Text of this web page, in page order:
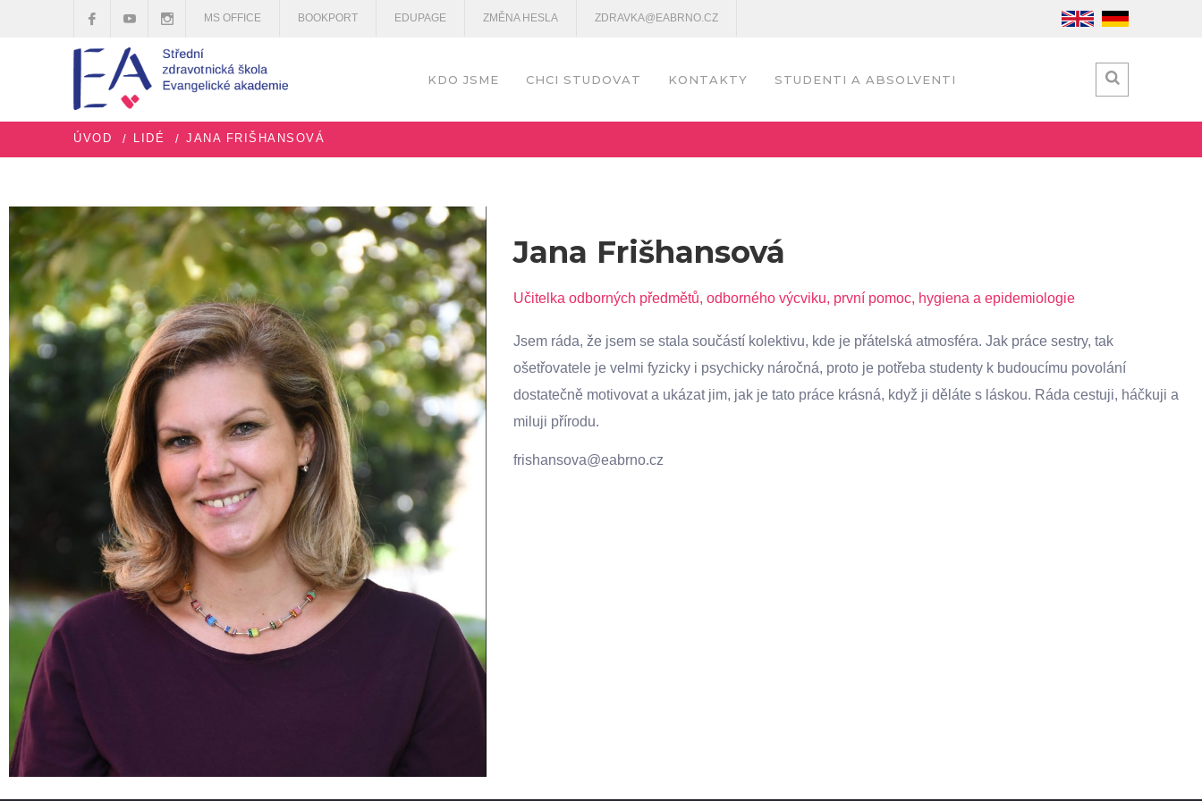
MS OFFICE BOOKPORT EDUPAGE ZMĚNA HESLA ZDRAVKA@EABRNO.CZ
KDO JSME CHCI STUDOVAT KONTAKTY STUDENTI A ABSOLVENTI
ÚVOD LIDÉ JANA FRIŠHANSOVÁ
Jana Frišhansová
Učitelka odborných předmětů, odborného výcviku, první pomoc, hygiena a epidemiologie
Jsem ráda, že jsem se stala součástí kolektivu, kde je přátelská atmosféra. Jak práce sestry, tak
ošetřovatele je velmi fyzicky i psychicky náročná, proto je potřeba studenty k budoucímu povolání
dostatečně motivovat a ukázat jim, jak je tato práce krásná, když ji děláte s láskou. Ráda cestuji, háčkuji a
miluji přírodu.
frishansova@eabrno.cz